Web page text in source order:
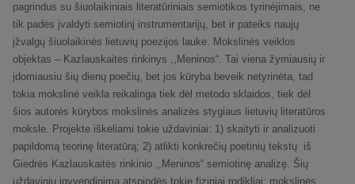
pagrindus su šiuolaikiniais literatūriniais semiotikos tyrinėjimais, ne
tik padės įvaldyti semiotinį instrumentarijų, bet ir pateiks naujų
įžvalgų šiuolaikinės lietuvių poezijos lauke. Mokslinės veiklos
objektas – Kazlauskaitės rinkinys ,,Meninos“. Tai viena žymiausių ir
įdomiausiu šių dienų poečių, bet jos kūryba beveik netyrinėta, tad
tokia mokslinė veikla reikalinga tiek dėl metodo sklaidos, tiek dėl
šios autorės kūrybos mokslinės analizės stygiaus lietuvių literatūros
moksle. Projekte iškeliami tokie uždaviniai: 1) skaityti ir analizuoti
papildomą teorinę literatūrą; 2) atlikti konkrečių poetinių tekstų iš
Giedrės Kazlauskaitės rinkinio ,,Meninos“ semiotinę analizę. Šių
uždavinių įgyvendinimą atspindės tokie fiziniai rodikliai: mokslinės